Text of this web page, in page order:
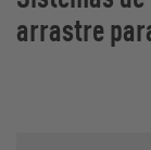
arrastre